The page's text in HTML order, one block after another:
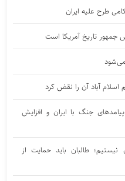
طرح علیه ایران
جمهور تاریخ آمریکا است
آباد آن را نقض کرد
جنگ با ایران و افزایش
طالبان باید حمایت از